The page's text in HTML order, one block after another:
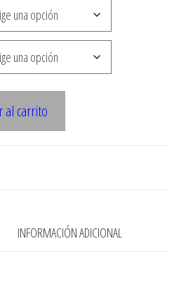
al carrito
INFORMACIÓN ADICIONAL